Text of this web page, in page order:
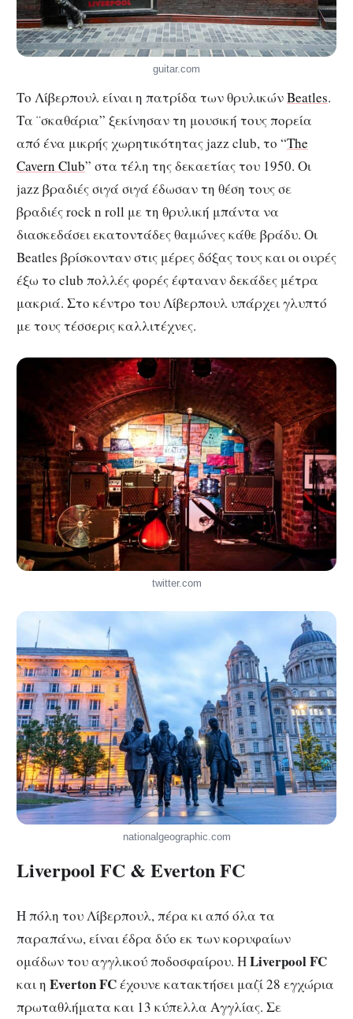
guitar.com
Το Λίβερπουλ είναι η πατρίδα των θρυλικώνBeatles.
Τα ¨σκαθάρια” ξεκίνησαν τη μουσική τους πορεία
από ένα μικρής χωρητικότητας jazz club, το “The
Cavern Club” στα τέλη της δεκαετίας του 1950. Οι
jazz βραδιές σιγά σιγά έδωσαν τη θέση τους σε
βραδιές rock n roll με τη θρυλική μπάντα να
διασκεδάσει εκατοντάδες θαμώνες κάθε βράδυ. Οι
Beatles βρίσκονταν στις μέρες δόξας τους και οι ουρές
έξω το club πολλές φορές έφταναν δεκάδες μέτρα
μακριά. Στο κέντρο του Λίβερπουλ υπάρχει γλυπτό
με τους τέσσερις καλλιτέχνες.
twitter.com
nationalgeographic.com
Liverpool FC & Everton FC
Η πόλη του Λίβερπουλ, πέρα κι από όλα τα
παραπάνω, είναι έδρα δύο εκ των κορυφαίων
ομάδων του αγγλικού ποδοσφαίρου. ΗLiverpool FC
και η Everton FCέχουνε κατακτήσει μαζί 28 εγχώρια
πρωταθλήματα και 13 κύπελλα Αγγλίας. Σε